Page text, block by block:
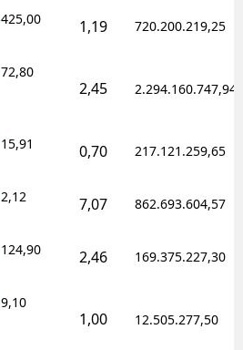
425,00 1,19 720.200.219,25
72,80
2,45 2.294.160.747,94
15,91 0,70 217.121.259,65
2,12 7,07 862.693.604,57
124,90 2,46 169.375.227,30
9,10
1,00 12.505.277,50